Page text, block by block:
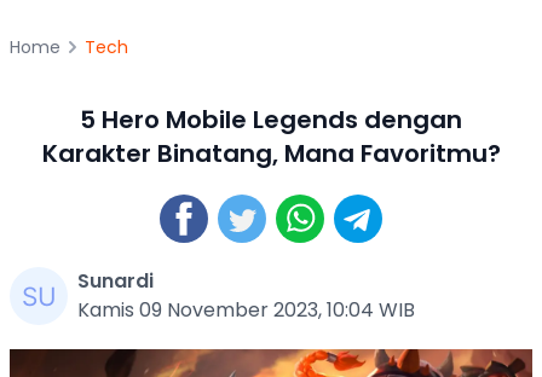
Home Tech
5 Hero Mobile Legends dengan
Karakter Binatang, Mana Favoritmu?
Sunardi
Kamis 09 November 2023, 10:04 WIB